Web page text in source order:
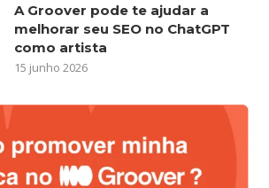
A Groover pode te ajudar a
melhorar seu SEO no ChatGPT
como artista
15 junho 2026